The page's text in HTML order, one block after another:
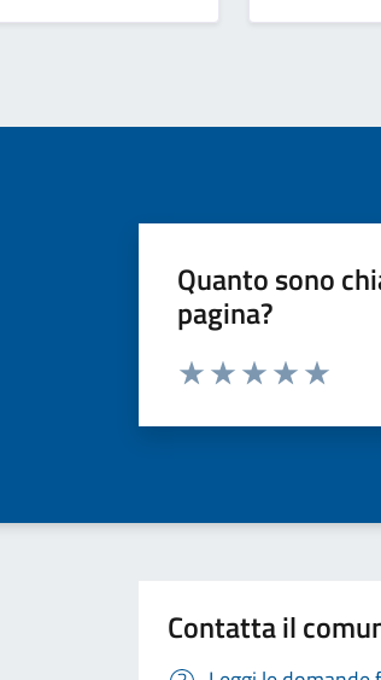
Quanto sono
pagina?
Valuta da 1 a 5 stelle la pagina
Contatta il